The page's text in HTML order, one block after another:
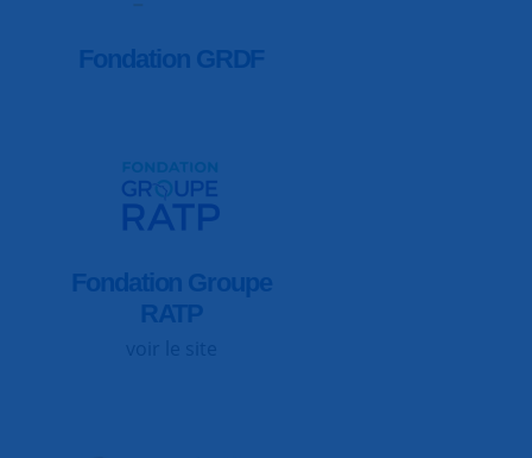
Fondation GRDF
Fondation Groupe
RATP